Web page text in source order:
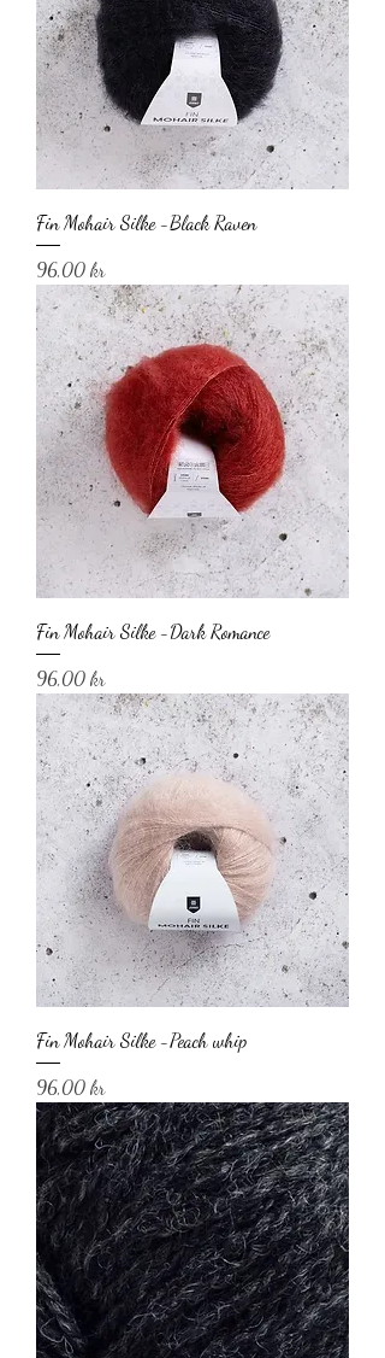
Fin Mohair Silke -Black Raven
Pris
96,00 kr
Fin Mohair Silke -Dark Romance
Pris
96,00 kr
Fin Mohair Silke -Peach whip
Pris
96,00 kr